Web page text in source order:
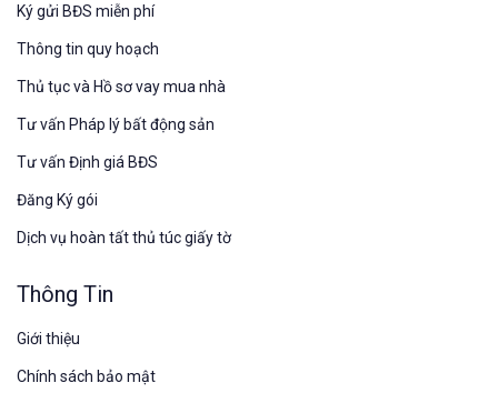
Ký gửi BĐS miễn phí
Thông tin quy hoạch
Thủ tục và Hồ sơ vay mua nhà
Tư vấn Pháp lý bất động sản
Tư vấn Định giá BĐS
Đăng Ký gói
Dịch vụ hoàn tất thủ túc giấy tờ
Thông Tin
Giới thiệu
Chính sách bảo mật